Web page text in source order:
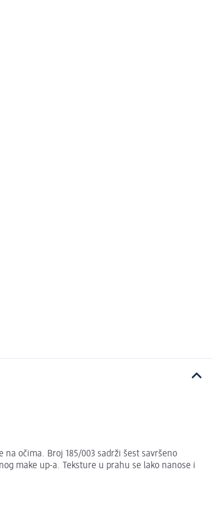
očima. Broj 185/003 sadrži šest savršeno
make up-a. Teksture u prahu se lako nanose i